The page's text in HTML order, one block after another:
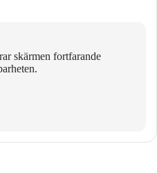
skärmen fortfarande